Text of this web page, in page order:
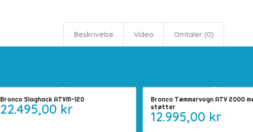
Beskrivelse Video Omtaler (0)
Bronco Slaghack ATVM-120
22.495,00 kr
Bronco Tømmervogn ATV 2000
støtter
12.995,00 kr